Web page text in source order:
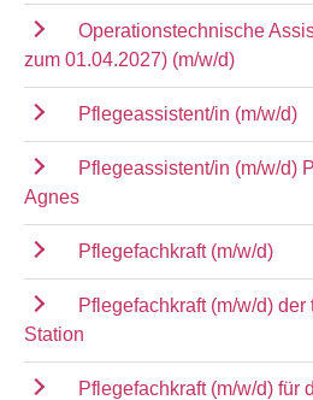
Operationstechnische
zum 01.04.2027) (m/w/d)
Pflegeassistent/in (m/w/d)
Pflegeassistent/in (m/w/d)
Agnes
Pflegefachkraft (m/w/d)
Pflegefachkraft (m/w/d)
Station
Pflegefachkraft (m/w/d) für